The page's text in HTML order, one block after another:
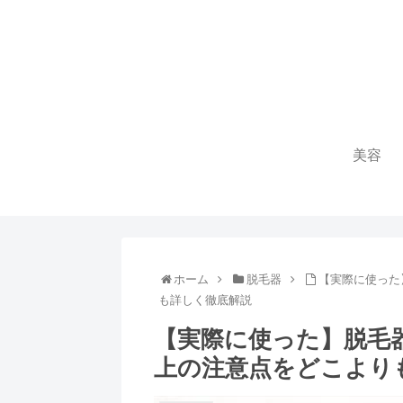
美容
ホーム 脱毛器
【実際に使っ
も詳しく徹底解説
【実際に使った】脱
上の注意点をどこより